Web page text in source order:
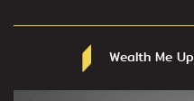
Wealth Me Up